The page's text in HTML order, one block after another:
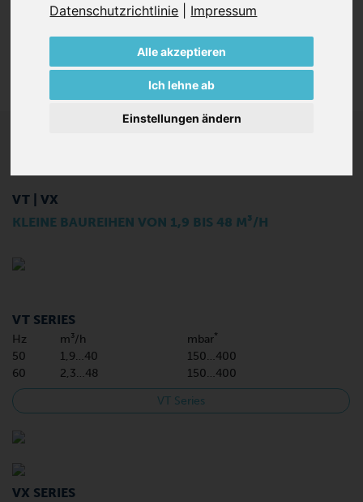
Datenschutzrichtlinie
Impressum
Alle akzeptieren
Ich lehne ab
Einstellungen ändern
VT | VX
KLEINE BAUREIHEN VON 1,9 BIS 48 M³/H
VT SERIES
Hz m³/h mbar*
50 1,9…40
150…400
60
2,3…48 150…400
VT Series
VX SERIES